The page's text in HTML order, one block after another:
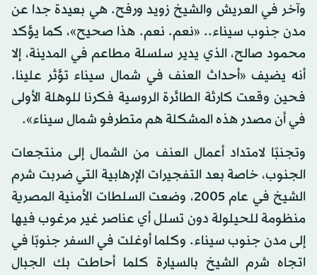
وآخر في العريش والشيخ زويد ورفح. هي بعيدة جدا عن
مدن جنوب سيناء.. «نعم. نعم. هذا صحيح»، كما يؤكد
محمود صالح، الذي يدير سلسلة مطاعم في المدينة، إلا
أنه يضيف «أحداث العنف في شمال سيناء تؤثر علينا.
فحين وقعت كارثة الطائرة الروسية فكرنا للوهلة الأولى
في أن مصدر هذه المشكلة هم متطرفو شمال سيناء».
وتجنبًا لامتداد أعمال العنف من الشمال إلى منتجعات
الجنوب، خاصة بعد التفجيرات الإرهابية التي ضربت شرم
الشيخ في عام 2005، وضعت السلطات الأمنية المصرية
منظومة للحيلولة دون تسلل أي عناصر غير مرغوب فيها
إلى مدن جنوب سيناء. وكلما أوغلت في السفر جنوبًا في
اتجاه شرم الشيخ بالسيارة كلما أحاطت بك الجبال